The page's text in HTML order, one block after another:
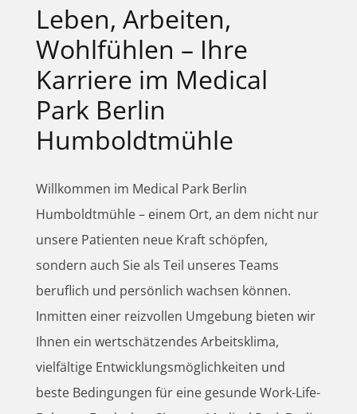
Leben, Arbeiten,
Wohlfühlen – Ihre
Karriere im Medical
Park Berlin
Humboldtmühle
Willkommen im Medical Park Berlin
Humboldtmühle – einem Ort, an dem nicht nur
unsere Patienten neue Kraft schöpfen,
sondern auch Sie als Teil unseres Teams
beruflich und persönlich wachsen können.
Inmitten einer reizvollen Umgebung bieten wir
Ihnen ein wertschätzendes Arbeitsklima,
vielfältige Entwicklungsmöglichkeiten und
beste Bedingungen für eine gesunde Work-Life-